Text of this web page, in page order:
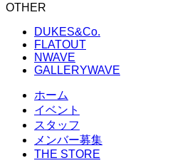
OTHER
DUKES&Co.
FLATOUT
NWAVE
GALLERYWAVE
ホーム
イベント
スタッフ
メンバー募集
THE STORE